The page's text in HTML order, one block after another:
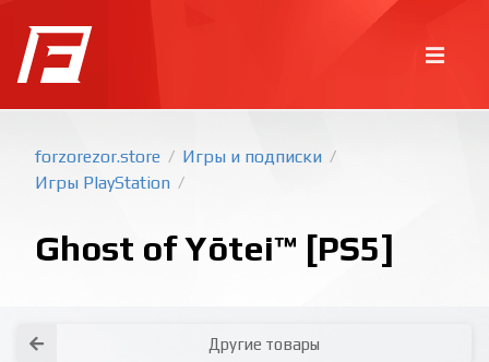
forzorezor.store / Игры и подписки /
Игры PlayStation /
Ghost of Yōtei™ [PS5]
Другие товары